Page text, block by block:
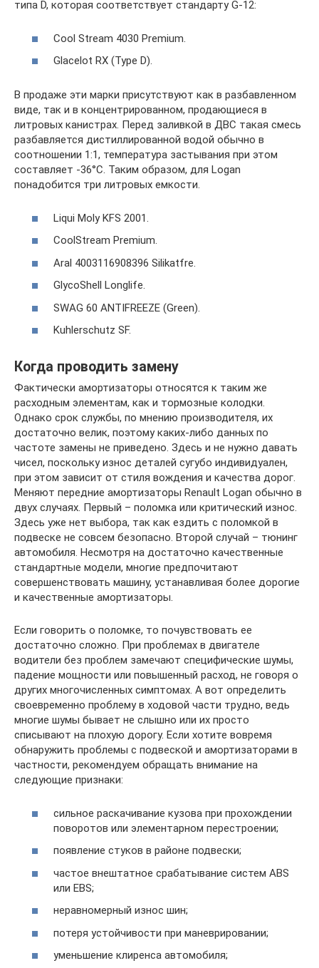
типа D, которая соответствует стандарту G-12:
Cool Stream 4030 Premium.
Glacelot RX (Type D).
В продаже эти марки присутствуют как в разбавленном
виде, так и в концентрированном, продающиеся в
литровых канистрах. Перед заливкой в ДВС такая смесь
разбавляется дистиллированной водой обычно в
соотношении 1:1, температура застывания при этом
составляет -36°C. Таким образом, для Logan
понадобится три литровых емкости.
Liqui Moly KFS 2001.
CoolStream Premium.
Aral 4003116908396 Silikatfre.
GlycoShell Longlife.
SWAG 60 ANTIFREEZE (Green).
Kuhlerschutz SF.
Когда проводить замену
Фактически амортизаторы относятся к таким же
расходным элементам, как и тормозные колодки.
Однако срок службы, по мнению производителя, их
достаточно велик, поэтому каких-либо данных по
частоте замены не приведено. Здесь и не нужно давать
чисел, поскольку износ деталей сугубо индивидуален,
при этом зависит от стиля вождения и качества дорог.
Меняют передние амортизаторы Renault Logan обычно в
двух случаях. Первый – поломка или критический износ.
Здесь уже нет выбора, так как ездить с поломкой в
подвеске не совсем безопасно. Второй случай – тюнинг
автомобиля. Несмотря на достаточно качественные
стандартные модели, многие предпочитают
совершенствовать машину, устанавливая более дорогие
и качественные амортизаторы.
Если говорить о поломке, то почувствовать ее
достаточно сложно. При проблемах в двигателе
водители без проблем замечают специфические шумы,
падение мощности или повышенный расход, не говоря о
других многочисленных симптомах. А вот определить
своевременно проблему в ходовой части трудно, ведь
многие шумы бывает не слышно или их просто
списывают на плохую дорогу. Если хотите вовремя
обнаружить проблемы с подвеской и амортизаторами в
частности, рекомендуем обращать внимание на
следующие признаки:
сильное раскачивание кузова при прохождении
поворотов или элементарном перестроении;
появление стуков в районе подвески;
частое внештатное срабатывание систем ABS
или EBS;
неравномерный износ шин;
потеря устойчивости при маневрировании;
уменьшение клиренса автомобиля;